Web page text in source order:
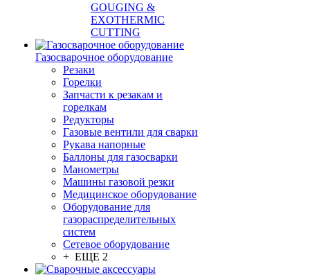
GOUGING &
EXOTHERMIC
CUTTING
Газосварочное оборудование
Резаки
Горелки
Запчасти к резакам и
горелкам
Редукторы
Газовые вентили для сварки
Рукава напорные
Баллоны для газосварки
Манометры
Машины газовой резки
Медицинское оборудование
Оборудование для
газораспределительных
систем
Сетевое оборудование
+ ЕЩЕ 2